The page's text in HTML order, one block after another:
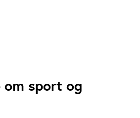
om sport og